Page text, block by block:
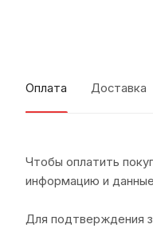
Оплата Доставка
Чтобы оплатить
информацию и
Для подтверждения